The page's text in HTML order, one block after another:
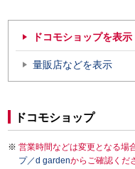
ドコモショップを表示
量販店などを表示
ドコモショップ
営業時間などは変更となる場
プ／d gardenからご確認くだ